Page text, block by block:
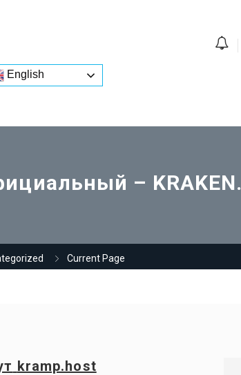
English
– KRAKEN.
Current Page
kramp.host